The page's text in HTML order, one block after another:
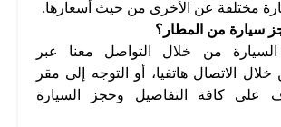
مختلفة عن الأخرى من حيث أسعارها.
سيارة من المطار؟
من خلال التواصل معنا عبر
خلال الاتصال هاتفيا، أو التوجه إلى مقر
على كافة التفاصيل وحجز السيارة